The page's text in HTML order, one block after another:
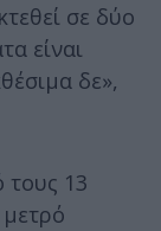
σε δύο
είναι
δε»,
13